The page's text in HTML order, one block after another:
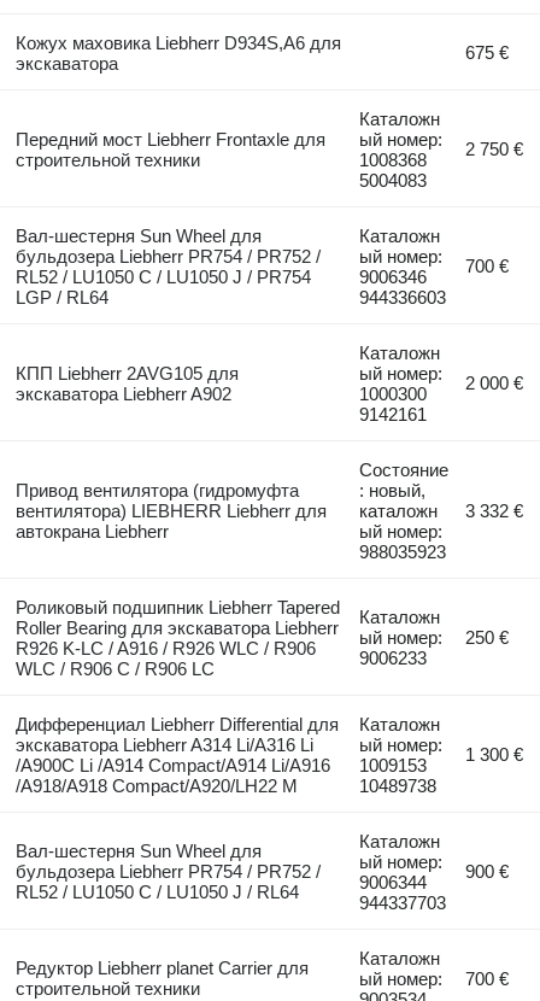
Кожух маховика Liebherr D934S,A6 для
экскаватора
675 €
Передний мост Liebherr Frontaxle для
строительной техники
Каталожн
ый номер:
1008368
5004083
2 750 €
Вал-шестерня Sun Wheel для
бульдозера Liebherr PR754 / PR752 /
RL52 / LU1050 C / LU1050 J / PR754
LGP / RL64
Каталожн
ый номер:
9006346
944336603
700 €
КПП Liebherr 2AVG105 для
экскаватора Liebherr A902
Каталожн
ый номер:
1000300
9142161
2 000 €
Привод вентилятора (гидромуфта
вентилятора) LIEBHERR Liebherr для
автокрана Liebherr
Состояние
: новый,
каталожн
ый номер:
988035923
3 332 €
Роликовый подшипник Liebherr Tapered
Roller Bearing для экскаватора Liebherr
R926 K-LC / A916 / R926 WLC / R906
WLC / R906 C / R906 LC
Каталожн
ый номер:
9006233
250 €
Дифференциал Liebherr Differential для
экскаватора Liebherr A314 Li/A316 Li
/A900C Li /A914 Compact/A914 Li/A916
/A918/A918 Compact/A920/LH22 M
Каталожн
ый номер:
1009153
10489738
1 300 €
Вал-шестерня Sun Wheel для
бульдозера Liebherr PR754 / PR752 /
RL52 / LU1050 C / LU1050 J / RL64
Каталожн
ый номер:
9006344
944337703
900 €
Редуктор Liebherr planet Carrier для
строительной техники
Каталожн
ый номер:
700 €